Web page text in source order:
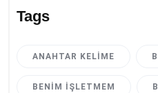
Tags
ANAHTAR KELIME
BENIM İŞLETMEM